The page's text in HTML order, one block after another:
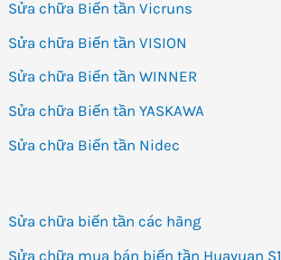
Sửa chữa Biến tần Vicruns
Sửa chữa Biến tần VISION
Sửa chữa Biến tần WINNER
Sửa chữa Biến tần YASKAWA
Sửa chữa Biến tần Nidec
Sửa chữa biến tần các hãng
Sửa chữa mua bán biến tần Huayuan S1